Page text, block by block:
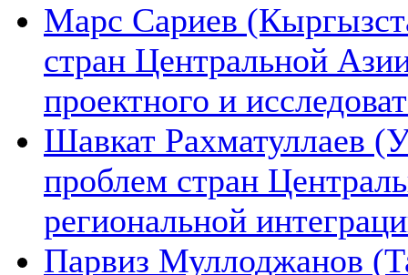
Марс Сариев
стран Центральной
проектного и
Шавкат Рахматуллаев
проблем стран
региональной
Парвиз Муллоджанов